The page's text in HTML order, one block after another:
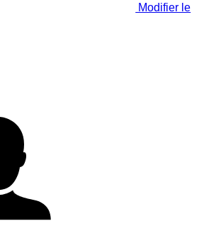
Modifier le